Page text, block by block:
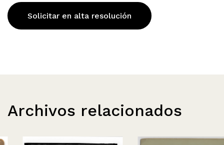
Solicitar en alta resolución
Archivos relacionados